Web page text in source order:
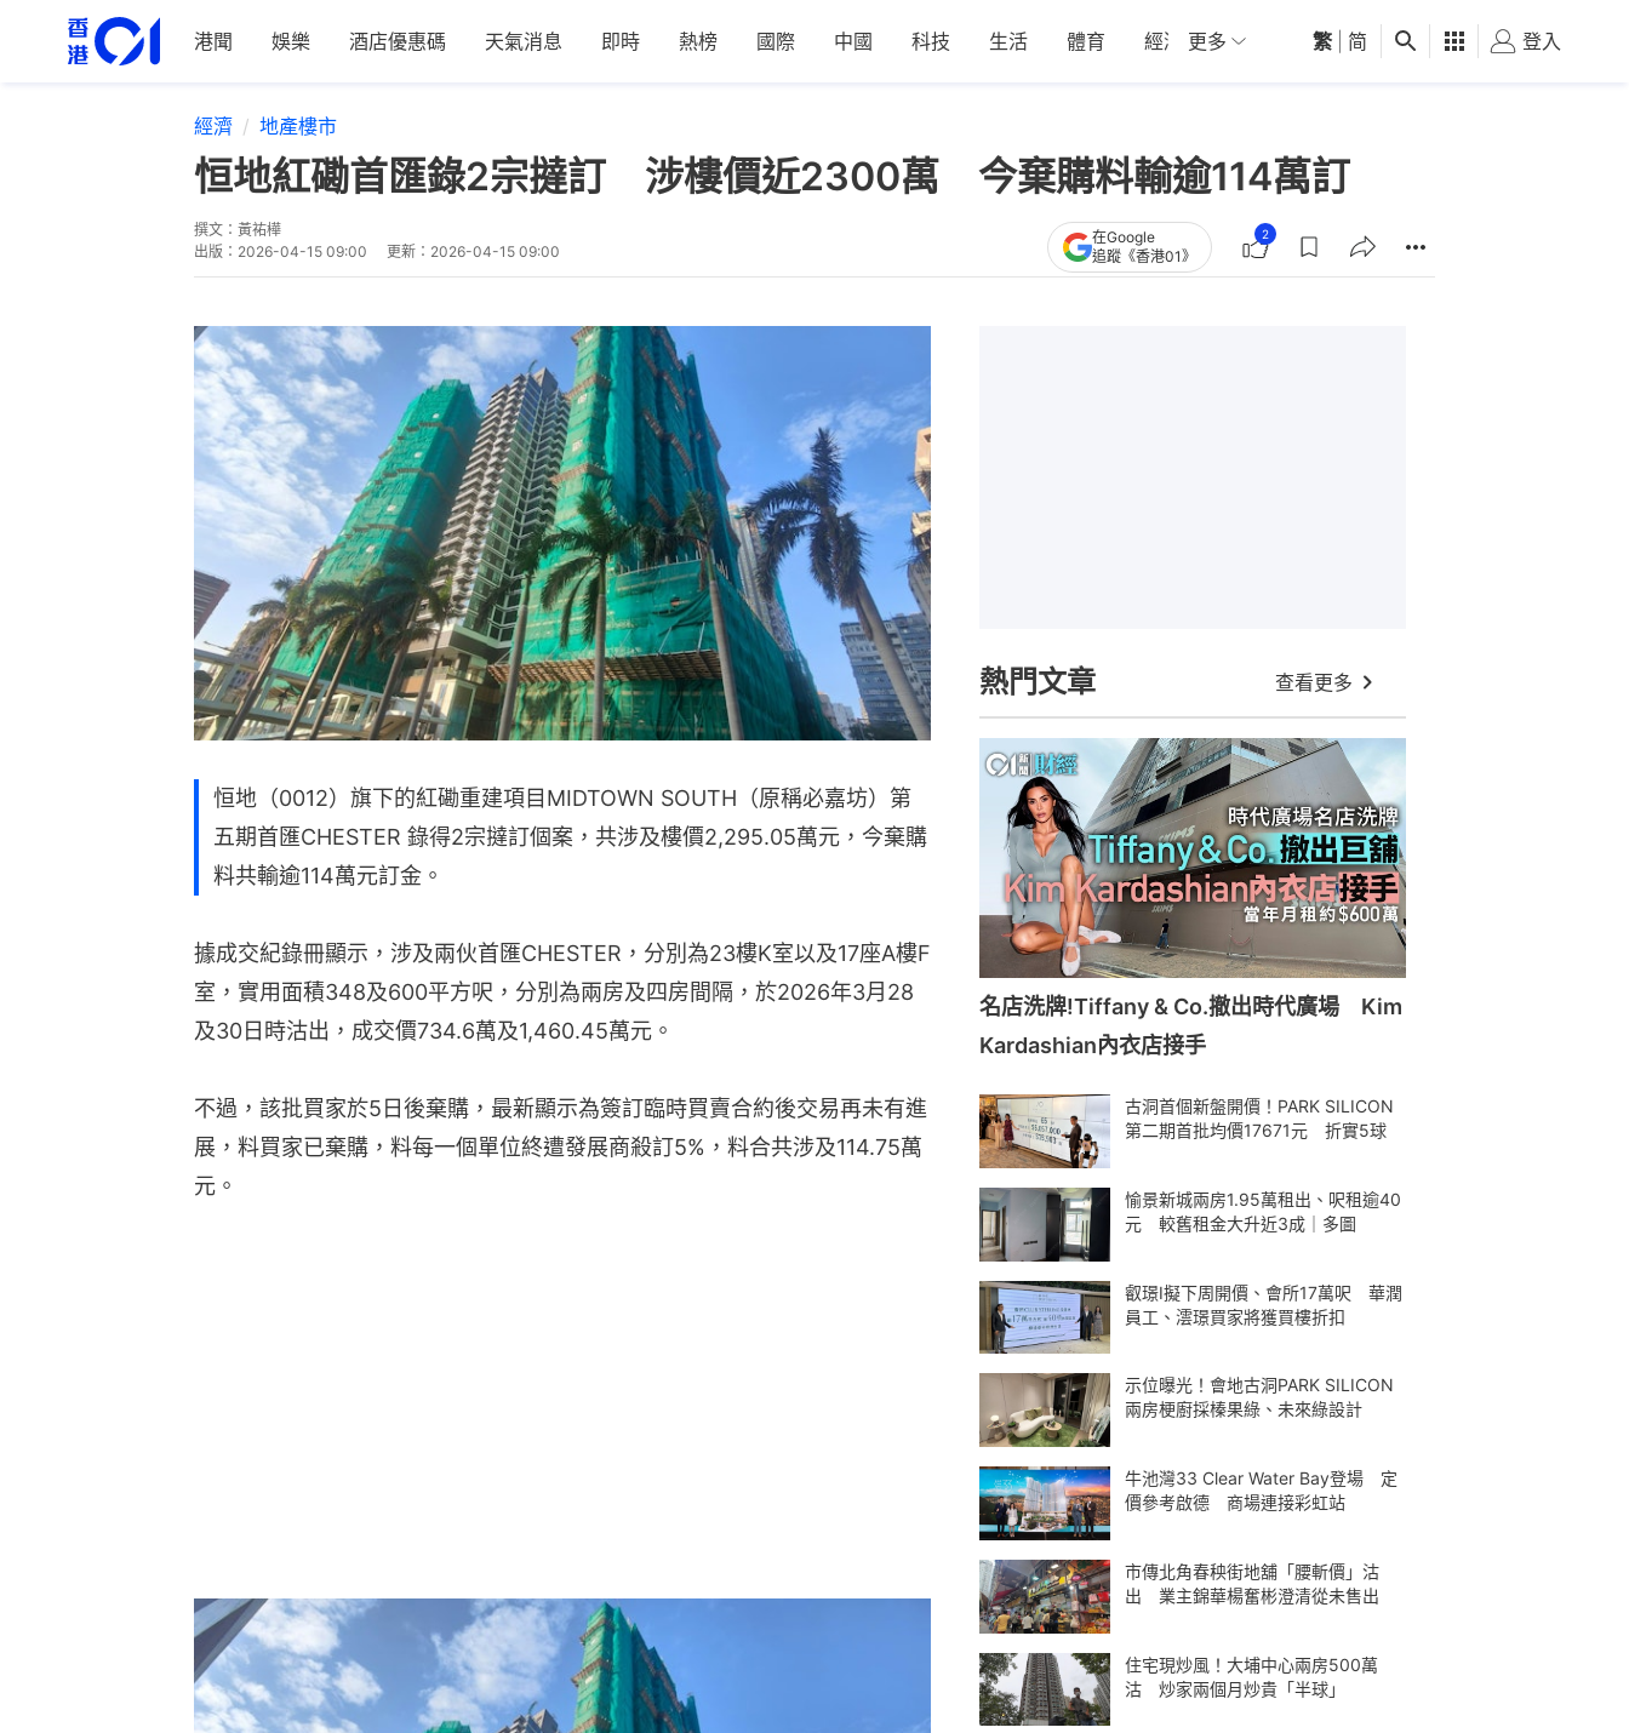
港聞 娛樂 酒店優惠碼 天氣消息 即時 熱榜 國際 中國 科技 生活 體育 經濟 01深圳 觀點 健康 好食玩飛
更多 繁 简 登入
經濟 地產樓市
恒地紅磡首匯錄2宗撻訂 涉樓價近2300萬 今棄購料輸逾114萬訂
撰文： 黃祐樺
出版： 2026-04-15 09:00 更新： 2026-04-15 09:00
在Google
追蹤《香港01》
2
恒地（0012）旗下的紅磡重建項目MIDTOWN SOUTH（原稱必嘉坊）第
五期首匯CHESTER 錄得2宗撻訂個案，共涉及樓價2,295.05萬元，今棄購
料共輸逾114萬元訂金。
據成交紀錄冊顯示，涉及兩伙首匯CHESTER，分別為23樓K室以及17座A樓F
室，實用面積348及600平方呎，分別為兩房及四房間隔，於2026年3月28
及30日時沽出，成交價734.6萬及1,460.45萬元。
不過，該批買家於5日後棄購，最新顯示為簽訂臨時買賣合約後交易再未有進
展，料買家已棄購，料每一個單位終遭發展商殺訂5%，料合共涉及114.75萬
元。
熱門文章 查看更多
名店洗牌!Tiffany & Co.撤出時代廣場 Kim
Kardashian內衣店接手
古洞首個新盤開價！PARK SILICON
第二期首批均價17671元 折實5球
愉景新城兩房1.95萬租出、呎租逾40
元 較舊租金大升近3成｜多圖
叡璟I擬下周開價、會所17萬呎 華潤
員工、澐璟買家將獲買樓折扣
示位曝光！會地古洞PARK SILICON
兩房梗廚採榛果綠、未來綠設計
牛池灣33 Clear Water Bay登場 定
價參考啟德 商場連接彩虹站
市傳北角春秧街地舖「腰斬價」沽
出 業主錦華楊奮彬澄清從未售出
住宅現炒風！大埔中心兩房500萬
沽 炒家兩個月炒貴「半球」